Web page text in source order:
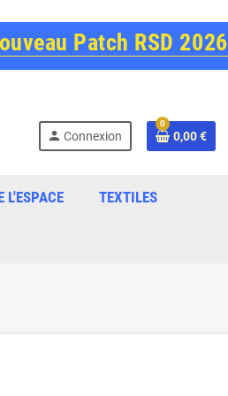
Patch RSD 2026
person Connexion
0
0,00 €
L'ESPACE TEXTILES